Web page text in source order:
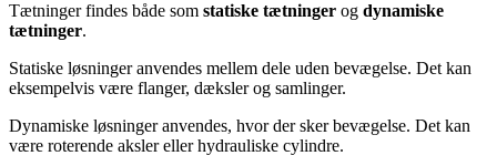
Tætninger findes både som statiske tætninger og dynamiske
tætninger.
Statiske løsninger anvendes mellem dele uden bevægelse. Det kan
eksempelvis være flanger, dæksler og samlinger.
Dynamiske løsninger anvendes, hvor der sker bevægelse. Det kan
være roterende aksler eller hydrauliske cylindre.